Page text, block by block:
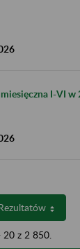
I-VI w
Na stronę
20 z 2 850.